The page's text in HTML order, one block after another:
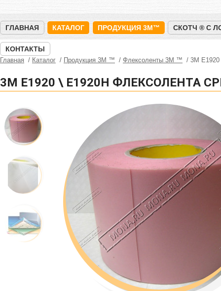
ГЛАВНАЯ КАТАЛОГ ПРОДУКЦИЯ 3M™ СКОТЧ ® С
КОНТАКТЫ
Главная Каталог Продукция 3M ™ Флексоленты 3М ™ 3M
3M E1920 \ E1920H ФЛЕКСОЛЕНТА